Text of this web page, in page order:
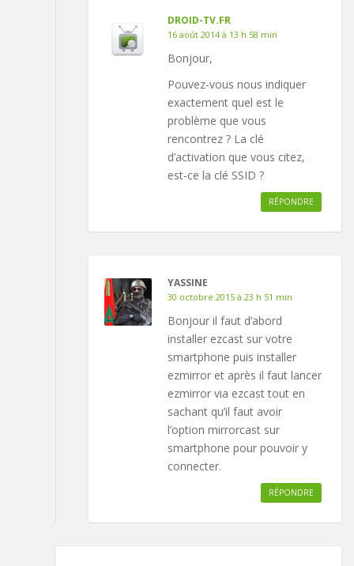
DROID-TV.FR
16 août 2014 à 13 h 58 min
Bonjour,
Pouvez-vous nous indiquer
exactement quel est le
problème que vous
rencontrez ? La clé
d’activation que vous citez,
est-ce la clé SSID ?
RÉPONDRE
YASSINE
30 octobre 2015 à 23 h 51 min
Bonjour il faut d’abord
installer ezcast sur votre
smartphone puis installer
ezmirror et après il faut lancer
ezmirror via ezcast tout en
sachant qu’il faut avoir
l’option mirrorcast sur
smartphone pour pouvoir y
connecter.
RÉPONDRE